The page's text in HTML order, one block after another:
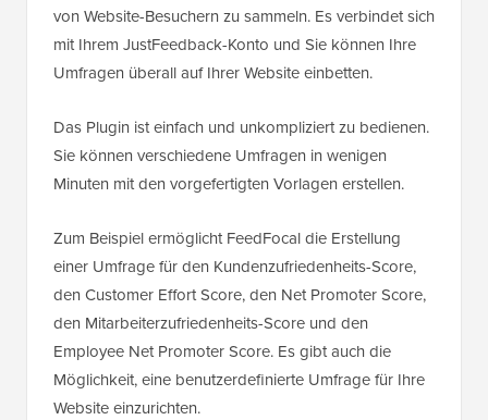
von Website-Besuchern zu sammeln. Es verbindet sich
mit Ihrem JustFeedback-Konto und Sie können Ihre
Umfragen überall auf Ihrer Website einbetten.
Das Plugin ist einfach und unkompliziert zu bedienen.
Sie können verschiedene Umfragen in wenigen
Minuten mit den vorgefertigten Vorlagen erstellen.
Zum Beispiel ermöglicht FeedFocal die Erstellung
einer Umfrage für den Kundenzufriedenheits-Score,
den Customer Effort Score, den Net Promoter Score,
den Mitarbeiterzufriedenheits-Score und den
Employee Net Promoter Score. Es gibt auch die
Möglichkeit, eine benutzerdefinierte Umfrage für Ihre
Website einzurichten.